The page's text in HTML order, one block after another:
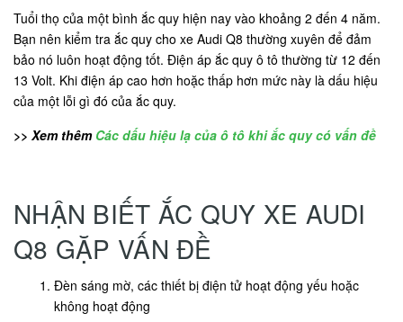
Tuổi thọ của một bình ắc quy hiện nay vào khoảng 2 đến 4 năm.
Bạn nên kiểm tra ắc quy cho xe Audi Q8 thường xuyên để đảm
bảo nó luôn hoạt động tốt. Điện áp ắc quy ô tô thường từ 12 đến
13 Volt. Khi điện áp cao hơn hoặc thấp hơn mức này là dấu hiệu
của một lỗi gì đó của ắc quy.
>> Xem thêm Các dấu hiệu lạ của ô tô khi ắc quy có vấn đề
NHẬN BIẾT ẮC QUY XE AUDI
Q8 GẶP VẤN ĐỀ
Đèn sáng mờ, các thiết bị điện tử hoạt động yếu hoặc
không hoạt động